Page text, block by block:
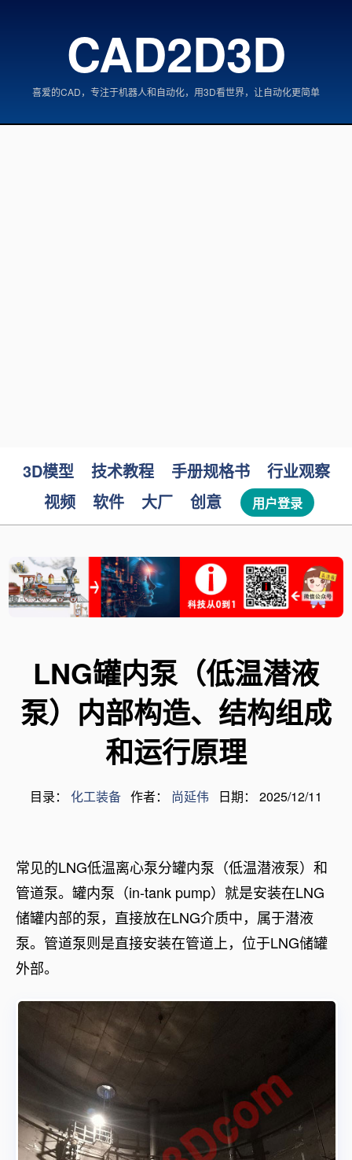
CAD2D3D
喜爱的CAD，专注于机器人和自动化，用3D看世界，让自动化更简单
3D模型 技术教程 手册规格书
行业观察
视频
软件 大厂 创意 用户登录
LNG罐内泵（低温潜液
泵）内部构造、结构组成
和运行原理
目录： 化工装备 作者： 尚延伟 日期： 2025/12/11
常见的LNG低温离心泵分罐内泵（低温潜液泵）和
管道泵。罐内泵（in-tank pump）就是安装在LNG
储罐内部的泵，直接放在LNG介质中，属于潜液
泵。管道泵则是直接安装在管道上，位于LNG储罐
外部。